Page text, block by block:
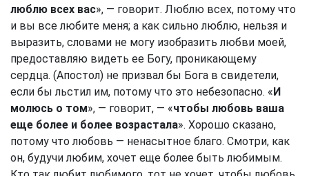
люблю всех вас», — говорит. Люблю всех, потому что
и вы все любите меня; а как сильно люблю, нельзя и
выразить, словами не могу изобразить любви моей,
предоставляю видеть ее Богу, проникающему
сердца. (Апостол) не призвал бы Бога в свидетели,
если бы льстил им, потому что это небезопасно. «И
молюсь о том», — говорит, — «чтобы любовь ваша
еще более и более возрастала». Хорошо сказано,
потому что любовь — ненасытное благо. Смотри, как
он, будучи любим, хочет еще более быть любимым.